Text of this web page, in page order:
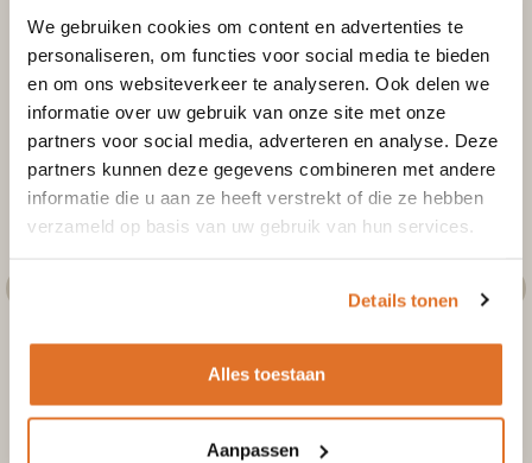
We gebruiken cookies om content en advertenties te
personaliseren, om functies voor social media te bieden
en om ons websiteverkeer te analyseren. Ook delen we
informatie over uw gebruik van onze site met onze
partners voor social media, adverteren en analyse. Deze
partners kunnen deze gegevens combineren met andere
informatie die u aan ze heeft verstrekt of die ze hebben
verzameld op basis van uw gebruik van hun services.
Details tonen
Alles toestaan
Aanpassen
Toevoegen aan winkelwagen